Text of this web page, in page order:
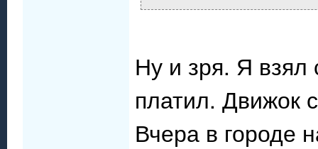
Ну и зря. Я взял
платил. Движок
Вчера в городе